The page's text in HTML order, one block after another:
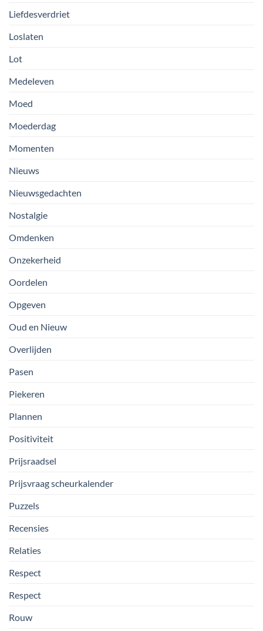
Liefdesverdriet
Loslaten
Lot
Medeleven
Moed
Moederdag
Momenten
Nieuws
Nieuwsgedachten
Nostalgie
Omdenken
Onzekerheid
Oordelen
Opgeven
Oud en Nieuw
Overlijden
Pasen
Piekeren
Plannen
Positiviteit
Prijsraadsel
Prijsvraag scheurkalender
Puzzels
Recensies
Relaties
Respect
Respect
Rouw